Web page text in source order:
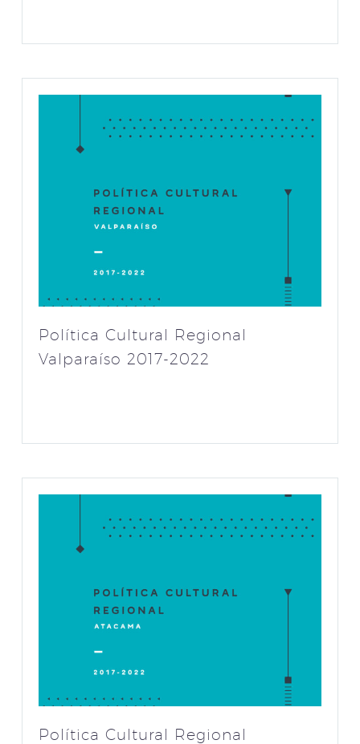
Política Cultural Regional
Valparaíso 2017-2022
Política Cultural Regional